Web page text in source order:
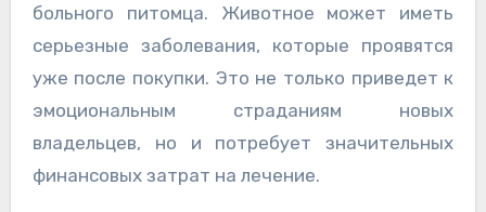
больного питомца. Животное может иметь
серьезные заболевания, которые проявятся
уже после покупки. Это не только приведет к
эмоциональным страданиям новых
владельцев, но и потребует значительных
финансовых затрат на лечение.